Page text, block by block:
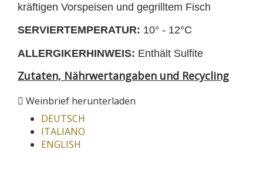
kräftigen Vorspeisen und gegrilltem Fisch
SERVIERTEMPERATUR: 10° - 12°C
ALLERGIKERHINWEIS: Enthält Sulfite
Zutaten, Nährwertangaben und Recycling
Weinbrief herunterladen
DEUTSCH
ITALIANO
ENGLISH